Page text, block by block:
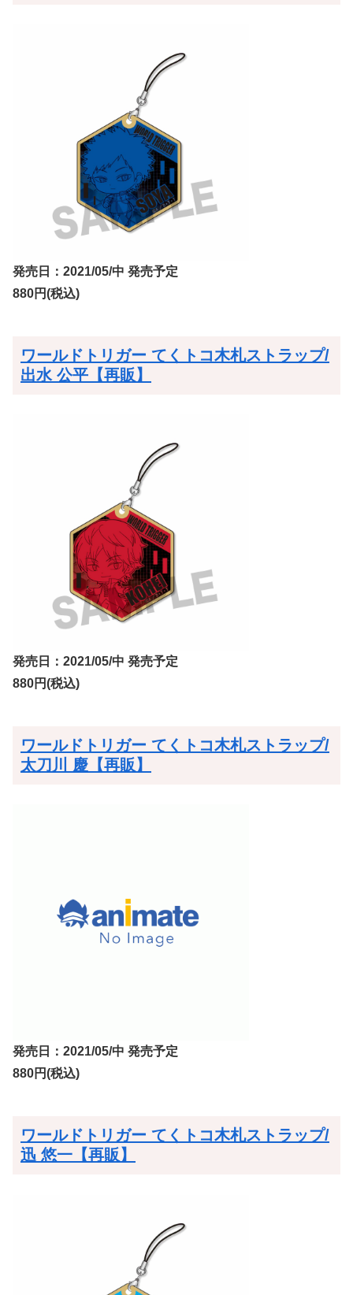
発売日：2021/05/中 発売予定
880円(税込)
ワールドトリガー てくトコ木札ストラップ/
出水 公平【再販】
発売日：2021/05/中 発売予定
880円(税込)
ワールドトリガー てくトコ木札ストラップ/
太刀川 慶【再販】
発売日：2021/05/中 発売予定
880円(税込)
ワールドトリガー てくトコ木札ストラップ/
迅 悠一【再販】